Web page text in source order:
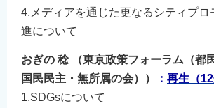
4.メディアを通じた更なるシティプロ
進について
おぎの 稔 （東京政策フォーラム（都
国民民主・無所属の会））
： 再生（12
1.SDGsについて